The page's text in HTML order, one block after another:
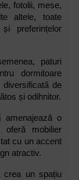
fotolii, mese,
altele, toate
preferințelor
paturi
dormitoare
de
și odihnitor.
o
oferă mobilier
cu un accent
atractiv.
crea un spațiu